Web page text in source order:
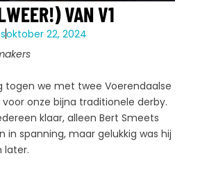
VAN V1
oktober 22, 2024
togen we met twee Voerendaalse
onze bijna traditionele derby.
klaar, alleen Bert Smeets
in spanning, maar gelukkig was hij
later.